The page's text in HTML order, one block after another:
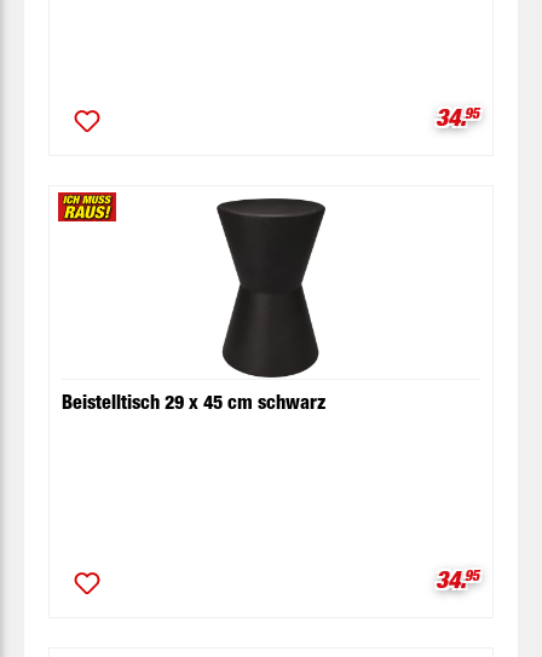
34.95
Beistelltisch 29 x 45 cm schwarz
34.95